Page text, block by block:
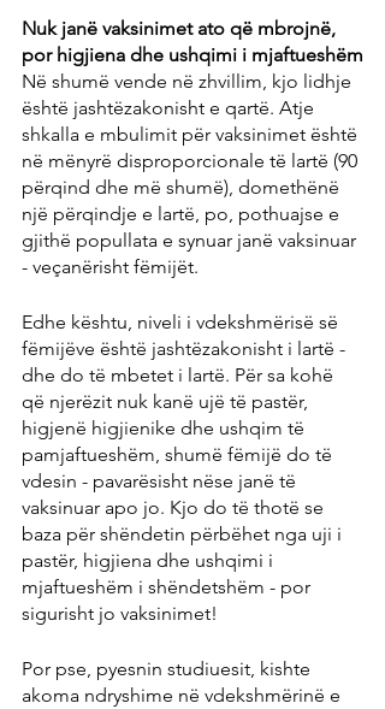
Nuk janë vaksinimet ato që mbrojnë,
por higjiena dhe ushqimi i mjaftueshëm
Në shumë vende në zhvillim, kjo lidhje
është jashtëzakonisht e qartë. Atje
shkalla e mbulimit për vaksinimet është
në mënyrë disproporcionale të lartë (90
përqind dhe më shumë), domethënë
një përqindje e lartë, po, pothuajse e
gjithë popullata e synuar janë vaksinuar
- veçanërisht fëmijët.
Edhe kështu, niveli i vdekshmërisë së
fëmijëve është jashtëzakonisht i lartë -
dhe do të mbetet i lartë. Për sa kohë
që njerëzit nuk kanë ujë të pastër,
higjenë higjienike dhe ushqim të
pamjaftueshëm, shumë fëmijë do të
vdesin - pavarësisht nëse janë të
vaksinuar apo jo. Kjo do të thotë se
baza për shëndetin përbëhet nga uji i
pastër, higjiena dhe ushqimi i
mjaftueshëm i shëndetshëm - por
sigurisht jo vaksinimet!
Por pse, pyesnin studiuesit, kishte
akoma ndryshime në vdekshmërinë e